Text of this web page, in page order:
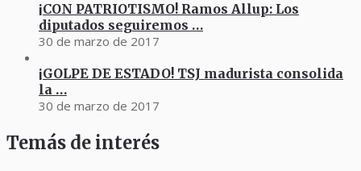
¡CON PATRIOTISMO! Ramos Allup: Los
diputados seguiremos …
30 de marzo de 2017
¡GOLPE DE ESTADO! TSJ madurista consolida
la …
30 de marzo de 2017
Temás de interés